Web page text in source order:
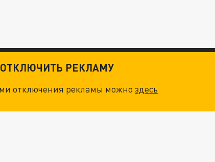
РЕКЛАМУ
отключения рекламы можноздесь